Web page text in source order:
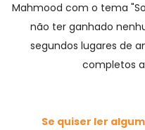
Mahmood com o tema
não ter ganhado
segundos lugares de
completos
Se quiser ler